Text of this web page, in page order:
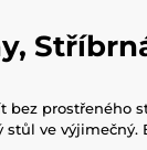
bez prostřeného
ve